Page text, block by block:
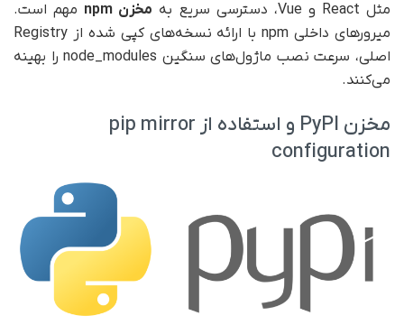
مثل React و Vue، دسترسی سریع به
مخزن npm مهم است.
میرورهای داخلی npm با ارائه نسخه‌های کپی شده از Registry
اصلی، سرعت نصب ماژول‌های سنگین node_modules را بهینه
می‌کنند.
مخزن PyPI و استفاده از pip mirror
configuration